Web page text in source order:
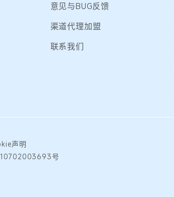
意见与BUG反馈
渠道代理加盟
联系我们
声明
号